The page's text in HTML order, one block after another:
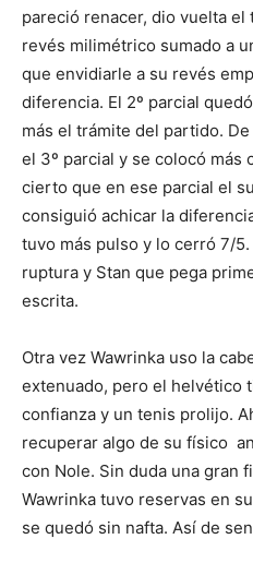
pareció renacer, dio vuelta el
revés milimétrico sumado a
que envidiarle a su revés
diferencia. El 2º parcial
más el trámite del partido.
el 3º parcial y se colocó más
cierto que en ese parcial el
consiguió achicar la
tuvo más pulso y lo cerró 7/
ruptura y Stan que pega
escrita.
Otra vez Wawrinka uso la
extenuado, pero el helvético
confianza y un tenis prolijo.
recuperar algo de su físico
con Nole. Sin duda una gran
Wawrinka tuvo reservas en
se quedó sin nafta. Así de